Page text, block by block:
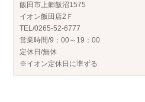
飯田市上郷飯沼1575
イオン飯田店2Ｆ
TEL/0265-52-6777
営業時間/9：00～19：00
定休日/無休
※イオン定休日に準ずる